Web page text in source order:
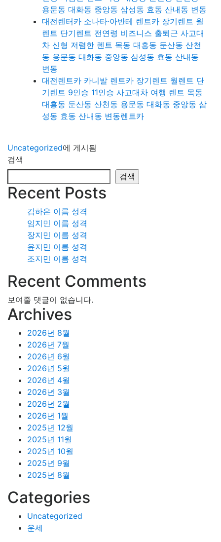
용문동 대화동 중앙동 삼성동 효동 산내동 변동
대전렌터카 소나타·아반테 렌트카 장기렌트 월
렌트 단기렌트 전연령 비즈니스 출퇴근 사고대
차 신형 저렴한 렌트 목동 대흥동 둔산동 산천
동 용문동 대화동 중앙동 삼성동 효동 산내동
변동
대전렌트카 카니발 렌트카 장기렌트 월렌트 단
기렌트 9인승 11인승 사고대차 여행 렌트 목동
대흥동 둔산동 산천동 용문동 대화동 중앙동 삼
성동 효동 산내동 변동렌트카
Uncategorized에 게시됨
검색
검색
Recent Posts
김하은 이름 성격
임지민 이름 성격
장지민 이름 성격
윤지민 이름 성격
조지민 이름 성격
Recent Comments
보여줄 댓글이 없습니다.
Archives
2026년 8월
2026년 7월
2026년 6월
2026년 5월
2026년 4월
2026년 3월
2026년 2월
2026년 1월
2025년 12월
2025년 11월
2025년 10월
2025년 9월
2025년 8월
Categories
Uncategorized
운세